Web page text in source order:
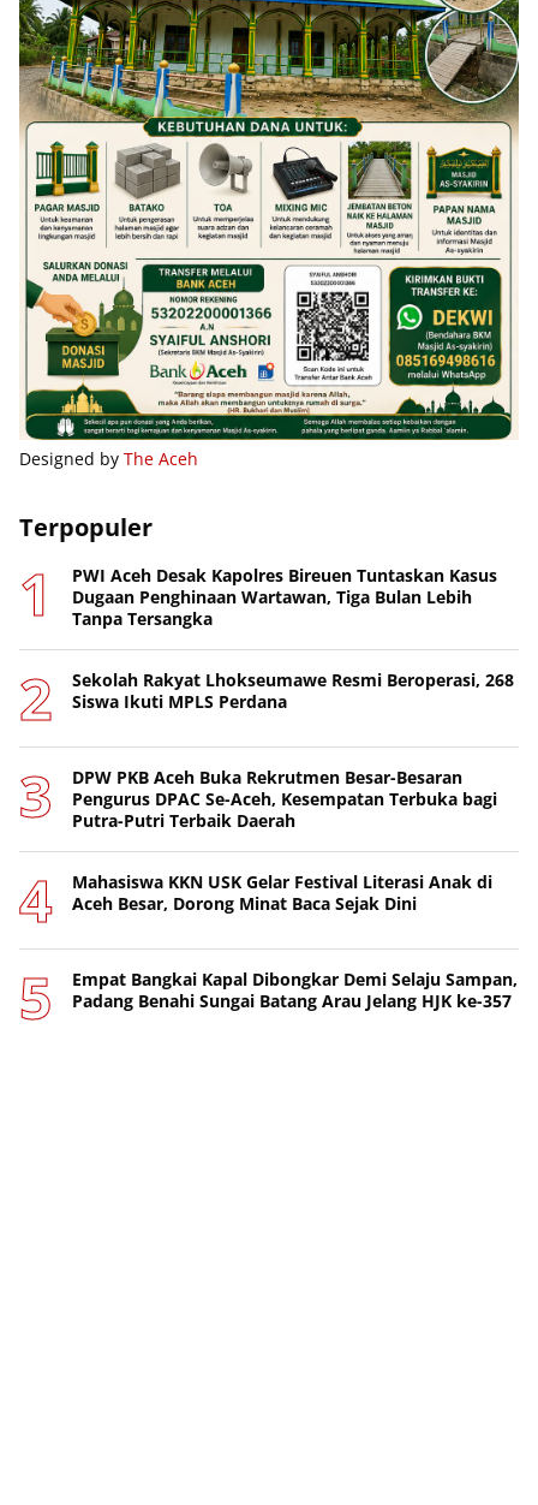
Designed by The Aceh
Terpopuler
PWI Aceh Desak Kapolres Bireuen Tuntaskan Kasus
Dugaan Penghinaan Wartawan, Tiga Bulan Lebih
Tanpa Tersangka
Sekolah Rakyat Lhokseumawe Resmi Beroperasi, 268
Siswa Ikuti MPLS Perdana
DPW PKB Aceh Buka Rekrutmen Besar-Besaran
Pengurus DPAC Se-Aceh, Kesempatan Terbuka bagi
Putra-Putri Terbaik Daerah
Mahasiswa KKN USK Gelar Festival Literasi Anak di
Aceh Besar, Dorong Minat Baca Sejak Dini
Empat Bangkai Kapal Dibongkar Demi Selaju Sampan,
Padang Benahi Sungai Batang Arau Jelang HJK ke-357